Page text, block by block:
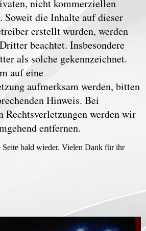
nicht kommerziellen
Soweit die Inhalte auf dieser
erstellt wurden, werden
beachtet. Insbesondere
als solche gekennzeichnet.
auf eine
aufmerksam werden, bitten
Hinweis. Bei
Rechtsverletzungen werden wir
entfernen.
Seite bald wieder. Vielen Dank für ihr